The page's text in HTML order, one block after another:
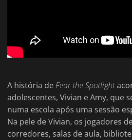
A história deFear the Spotlight
adolescentes, Vivian e Amy, que
numa escola após uma sessão
Na pele de Vivian, os jogadores
corredores, salas de aula,